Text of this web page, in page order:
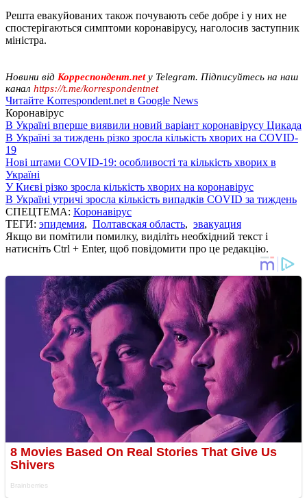
Решта евакуйованих також почувають себе добре і у них не
спостерігаються симптоми коронавірусу, наголосив заступник
міністра.
Новини від Корреспондент.net у Telegram. Підписуйтесь на наш
канал https://t.me/korrespondentnet
Читайте Korrespondent.net в Google News
Коронавірус
В Україні вперше виявили новий варіант коронавірусу Цикада
В Україні за тиждень різко зросла кількість хворих на COVID-
19
Нові штами COVID-19: особливості та кількість хворих в
Україні
У Києві різко зросла кількість хворих на коронавірус
В Україні утричі зросла кількість випадків COVID за тиждень
СПЕЦТЕМА: Коронавірус
ТЕГИ: эпидемия, Полтавская область, эвакуация
Якщо ви помітили помилку, виділіть необхідний текст і
натисніть Ctrl + Enter, щоб повідомити про це редакцію.